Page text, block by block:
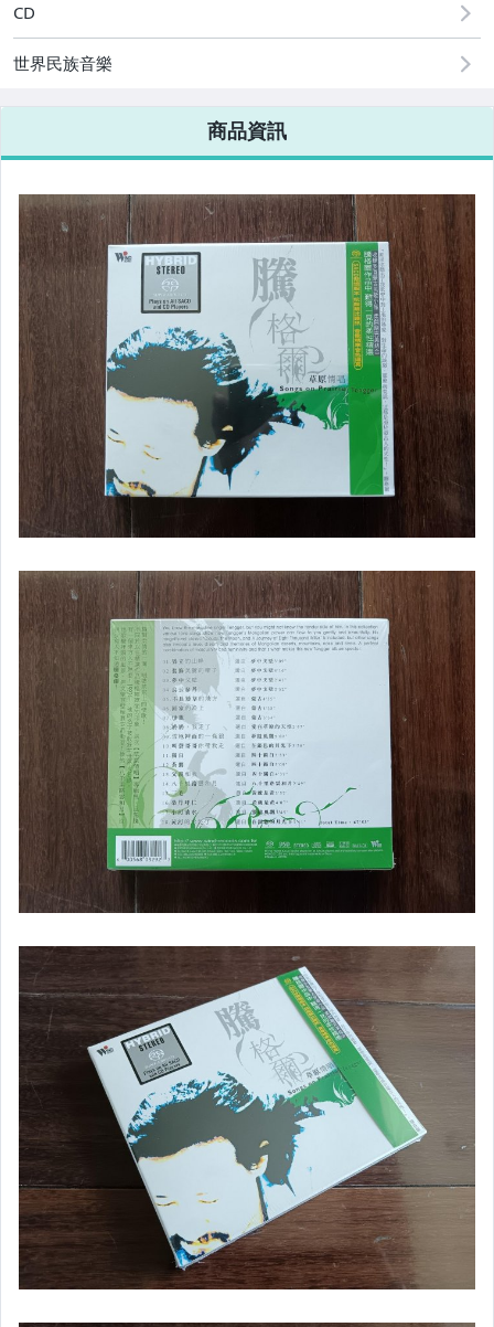
CD
世界民族音樂
商品資訊